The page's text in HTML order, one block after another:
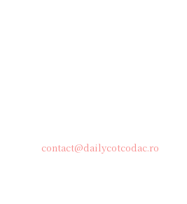
contact@dailycotcodac.ro